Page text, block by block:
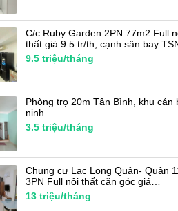
C/c Ruby Garden 2PN 77m2 Full
thất giá 9.5 tr/th, cạnh sân bay
9.5 triệu/tháng
Phòng trọ 20m Tân Bình, khu cán
ninh
3.5 triệu/tháng
Chung cư Lạc Long Quân- Quận
3PN Full nội thất căn góc giá…
13 triệu/tháng